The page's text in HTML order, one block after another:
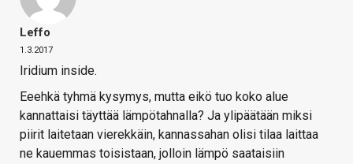
Leffo
1.3.2017
Iridium inside.
Eeehkä tyhmä kysymys, mutta eikö tuo koko alue
kannattaisi täyttää lämpötahnalla? Ja ylipäätään miksi
piirit laitetaan vierekkäin, kannassahan olisi tilaa laittaa
ne kauemmas toisistaan, jolloin lämpö saataisiin